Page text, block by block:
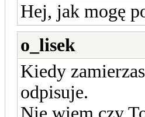
Hej, jak mogę
o_lisek
Kiedy
odpisuje.